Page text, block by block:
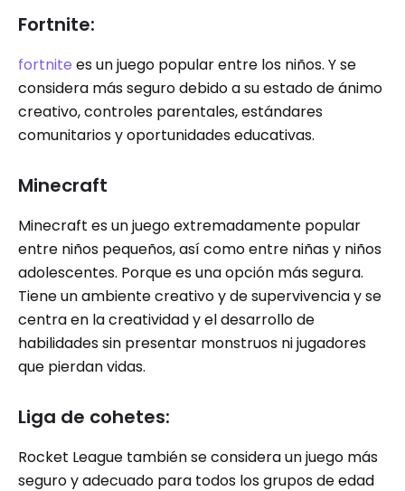
Fortnite:
fortnite es un juego popular entre los niños. Y se
considera más seguro debido a su estado de ánimo
creativo, controles parentales, estándares
comunitarios y oportunidades educativas.
Minecraft
Minecraft es un juego extremadamente popular
entre niños pequeños, así como entre niñas y niños
adolescentes. Porque es una opción más segura.
Tiene un ambiente creativo y de supervivencia y se
centra en la creatividad y el desarrollo de
habilidades sin presentar monstruos ni jugadores
que pierdan vidas.
Liga de cohetes:
Rocket League también se considera un juego más
seguro y adecuado para todos los grupos de edad